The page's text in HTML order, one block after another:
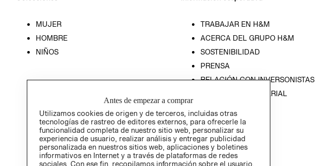
MUJER
HOMBRE
NIÑOS
TRABAJAR EN H&M
ACERCA DEL GRUPO H&M
SOSTENIBILIDAD
PRENSA
RELACIÓN CON INVERSONISTAS
POLÍTICA EMPRESARIAL
Antes de empezar a comprar
Utilizamos cookies de origen y de terceros, incluidas otras
tecnologías de rastreo de editores externos, para ofrecerle la
funcionalidad completa de nuestro sitio web, personalizar su
experiencia de usuario, realizar análisis y entregar publicidad
personalizada en nuestros sitios web, aplicaciones y boletines
informativos en Internet y a través de plataformas de redes
sociales. Con ese fin, recopilamos información sobre el usuario,